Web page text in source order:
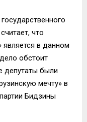
что
является в данном
обстоит
депутаты были
мечту» в
Бидзины